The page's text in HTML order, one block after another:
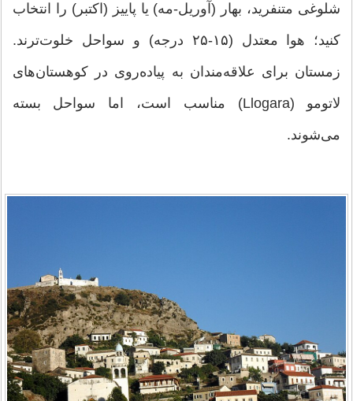
شلوغی متنفرید، بهار (آوریل-مه) یا پاییز (اکتبر) را انتخاب
کنید؛ هوا معتدل (۱۵-۲۵ درجه) و سواحل خلوت‌ترند.
زمستان برای علاقه‌مندان به پیاده‌روی در کوهستان‌های
لاتومو (Llogara) مناسب است، اما سواحل بسته
می‌شوند.